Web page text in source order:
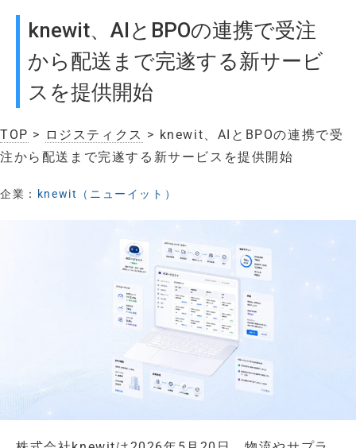
knewit、AIとBPOの連携で受注
から配送まで完遂する新サービ
スを提供開始
TOP > ロジスティクス > knewit、AIとBPOの連携で受
注から配送まで完遂する新サービスを提供開始
企業： knewit（ニューイット）